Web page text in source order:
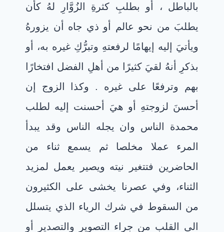
بالباطل ، أو بطلبِ كثرةِ الزُوَّارِ لهُ كأن
يطلبَ من نحو عالم أو ذي جاه أن يزورهُ
ويأتيَ إليه إيهامًا لرفعتهِ وتبرُّكِ غيره به، أو
بذكرِ أنهُ لقيَ كثيرًا من أهلِ الفضل افتخارًا
بهم وترفعًا على غيره . وكذا الزوج إن
أحسنَ لزوجتهِ أو هيَ أحسنت إليه لطلب
محمدة الناس وان يجله الناس وقد يبدأ
المرء عملا مخلصا ثم يسمع ثناء من
الحاضرين فتتغير نيته ويصير يعمل لمزيد
الثناء، وفي عصرنا يخشى على الكثيرون
من السقوط في شرك الرياء الذي يتسلل
الى القلب من جراء التصوير والتصدير أو